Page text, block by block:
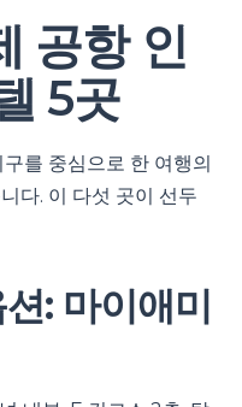
공항 인
5곳
를 중심으로 한 여행의
다. 이 다섯 곳이 선두
: 마이애미